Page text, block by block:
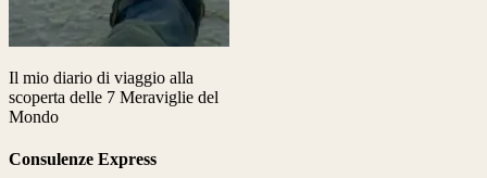
Il mio diario di viaggio alla
scoperta delle 7 Meraviglie del
Mondo
Consulenze Express